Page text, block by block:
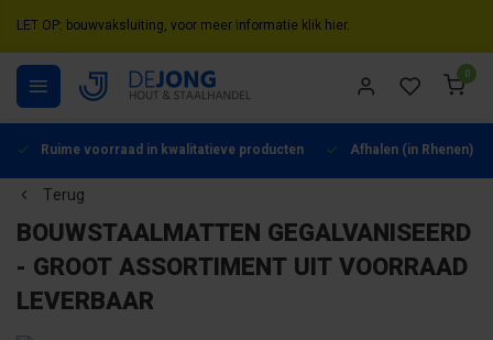
LET OP: bouwvaksluiting, voor meer informatie klik hier.
0
Ruime voorraad in kwalitatieve producten Afhalen (in Rhenen)
Terug
BOUWSTAALMATTEN GEGALVANISEERD
- GROOT ASSORTIMENT UIT VOORRAAD
LEVERBAAR